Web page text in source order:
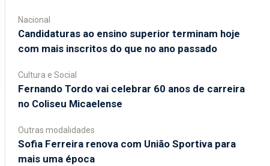
Nacional
Candidaturas ao ensino superior terminam hoje
com mais inscritos do que no ano passado
Cultura e Social
Fernando Tordo vai celebrar 60 anos de carreira
no Coliseu Micaelense
Outras modalidades
Sofia Ferreira renova com União Sportiva para
mais uma época